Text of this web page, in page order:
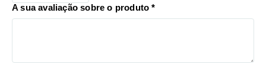
A sua avaliação sobre o produto*